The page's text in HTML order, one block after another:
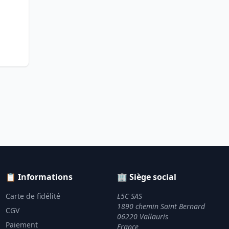
📋 Informations
Carte de fidélité
CGV
Paiement
🏢 Siège social
L5C SAS
1890 chemin Saint Bernard
06220 Vallauris
France